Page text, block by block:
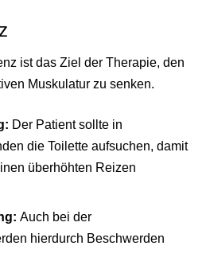
ist das Ziel der Therapie, den
Muskulatur zu senken.
Der Patient sollte in
die Toilette aufsuchen, damit
überhöhten Reizen
Auch bei der
hierdurch Beschwerden